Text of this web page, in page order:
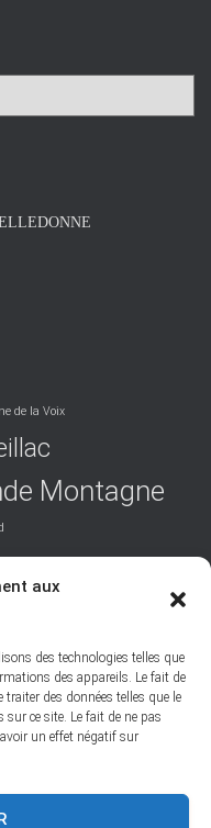
aux
des technologies telles que
des appareils. Le fait de
des données telles que le
ce site. Le fait de ne pas
un effet négatif sur
de la Voix
Montagne
de Europa Podcast
climatique
St François Longchamp